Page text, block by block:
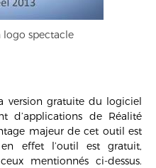
spectacle
version gratuite du logiciel
d’applications de Réalité
majeur de cet outil est
effet l’outil est gratuit,
mentionnés ci-dessus.